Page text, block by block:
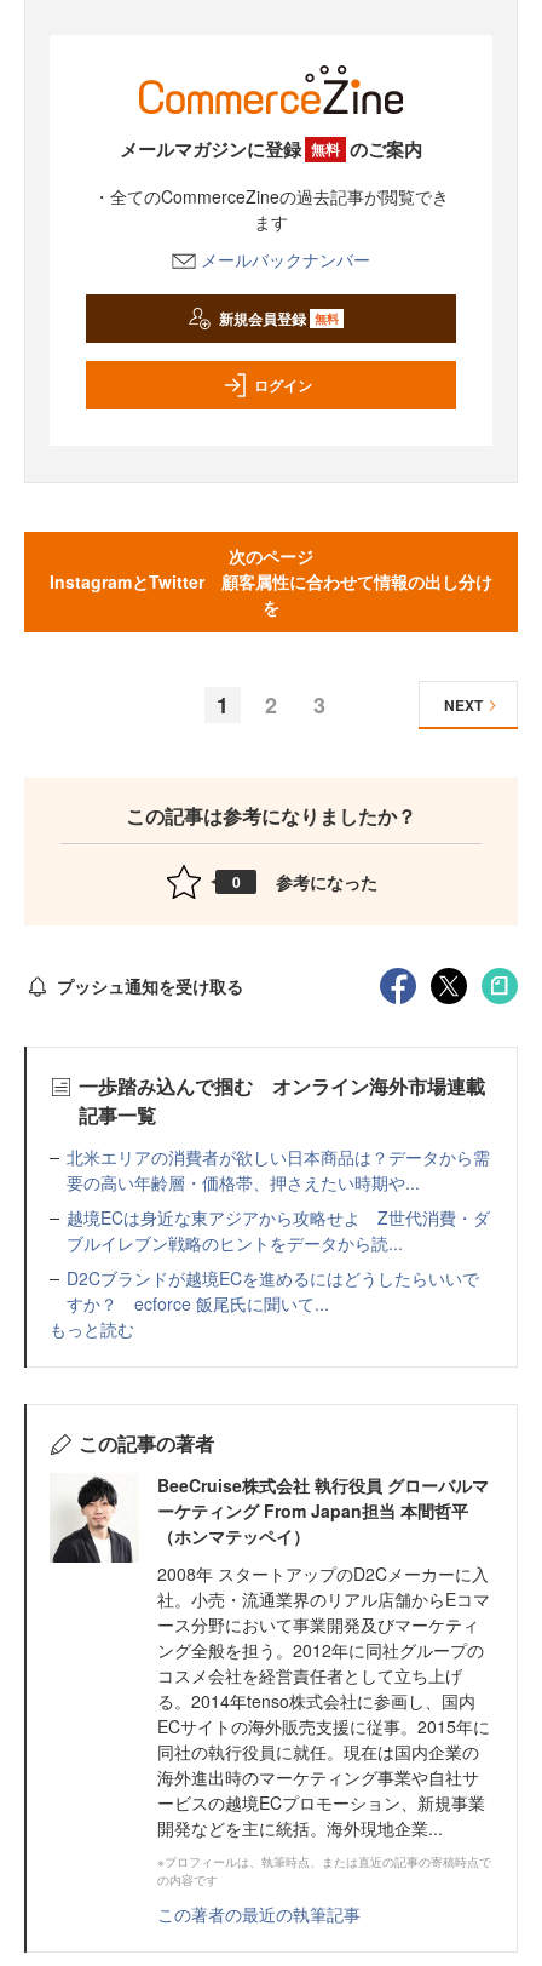
メールマガジンに登録 無料 のご案内
・全てのCommerceZineの過去記事が閲覧でき
ます
メールバックナンバー
新規会員登録 無料
ログイン
次のページ
InstagramとTwitter 顧客属性に合わせて情報の出し分け
を
1 2 3 NEXT
この記事は参考になりましたか？
0 参考になった
プッシュ通知を受け取る
一歩踏み込んで掴む オンライン海外市場連載
記事一覧
北米エリアの消費者が欲しい日本商品は？データから需
要の高い年齢層・価格帯、押さえたい時期や...
越境ECは身近な東アジアから攻略せよ Z世代消費・ダ
ブルイレブン戦略のヒントをデータから読...
D2Cブランドが越境ECを進めるにはどうしたらいいで
すか？ ecforce 飯尾氏に聞いて...
もっと読む
この記事の著者
BeeCruise株式会社 執行役員 グローバルマ
ーケティング From Japan担当 本間哲平
（ホンマテッペイ）
2008年 スタートアップのD2Cメーカーに入
社。小売・流通業界のリアル店舗からEコマ
ース分野において事業開発及びマーケティ
ング全般を担う。2012年に同社グループの
コスメ会社を経営責任者として立ち上げ
る。2014年tenso株式会社に参画し、国内
ECサイトの海外販売支援に従事。2015年に
同社の執行役員に就任。現在は国内企業の
海外進出時のマーケティング事業や自社サ
ービスの越境ECプロモーション、新規事業
開発などを主に統括。海外現地企業...
※プロフィールは、執筆時点、または直近の記事の寄稿時点で
の内容です
この著者の最近の執筆記事